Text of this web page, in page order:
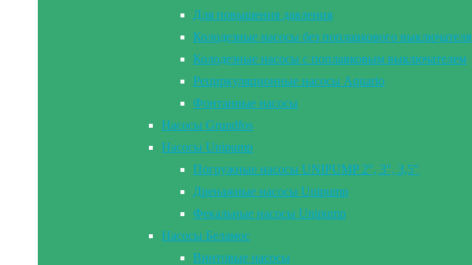
Для повышения давления
Колодезные насосы без поплавкового выключателя
Колодезные насосы с поплавковым выключателем
Рециркуляционные насосы Aquario
Фонтанные насосы
Насосы Grundfos
Насосы Unipump
Погружные насосы UNIPUMP 2″, 3″, 3,5″
Дренажные насосы Unipump
Фекальные насосы Unipump
Насосы Беламос
Винтовые насосы